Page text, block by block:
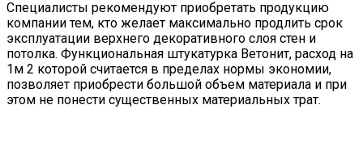
Специалисты рекомендуют приобретать продукцию
компании тем, кто желает максимально продлить срок
эксплуатации верхнего декоративного слоя стен и
потолка. Функциональная штукатурка Ветонит, расход на
1м 2 которой считается в пределах нормы экономии,
позволяет приобрести большой объем материала и при
этом не понести существенных материальных трат.